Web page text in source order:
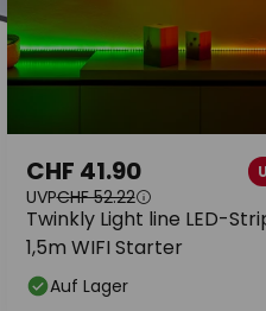
Twinkly Light line LED-
1,5m WIFI Starter
CHF 41.90
UVPCHF 52.22
Auf Lager